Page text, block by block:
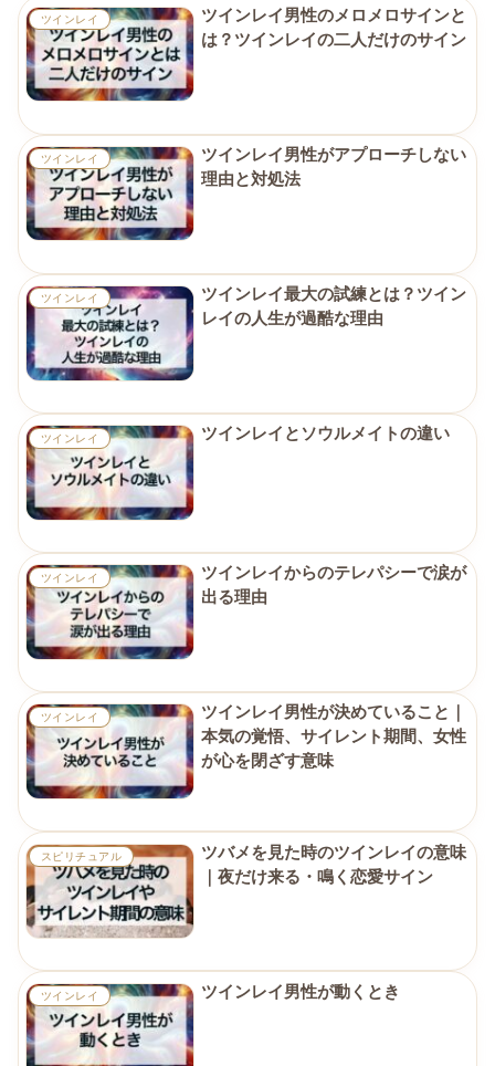
ツインレイ
ツインレイ男性のメロメロサインと
は？ツインレイの二人だけのサイン
ツインレイ
ツインレイ男性がアプローチしない
理由と対処法
ツインレイ
ツインレイ最大の試練とは？ツイン
レイの人生が過酷な理由
ツインレイ ツインレイとソウルメイトの違い
ツインレイ
ツインレイからのテレパシーで涙が
出る理由
ツインレイ
ツインレイ男性が決めていること｜
本気の覚悟、サイレント期間、女性
が心を閉ざす意味
スピリチュアル
ツバメを見た時のツインレイの意味
｜夜だけ来る・鳴く恋愛サイン
ツインレイ ツインレイ男性が動くとき